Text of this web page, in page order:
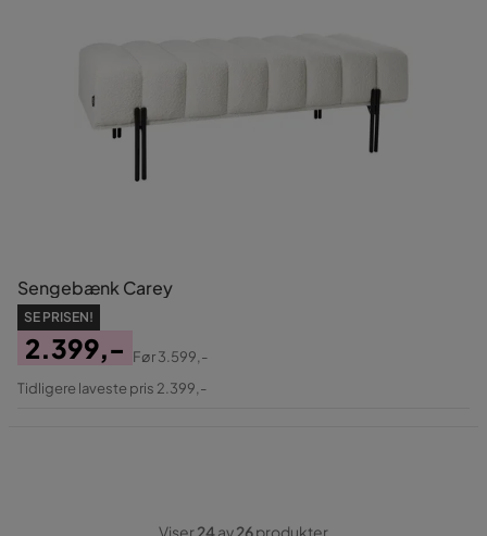
Sengebænk Carey
SE PRISEN!
Pris
2.399,-
Original
Før3.599,-
Tidligere laveste pris 2.399,-
Viser24av26produkter